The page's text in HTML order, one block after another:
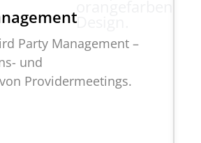
Party Management –
und
Providermeetings.